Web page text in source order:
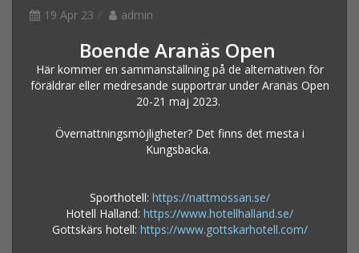
19 Apr 23 admin
Boende Aranäs Open
Här kommer en sammanställning på de alternativen för
föräldrar eller medresande supportrar under Aranäs Open
20-21 maj 2023.
Övernattningsmöjligheter? Det finns det mesta i
Kungsbacka.
Sporthotell: https://nattmossan.se/
Hotell Halland: https://www.hotellhalland.se/
Gottskärs hotell: https://www.gottskarhotell.com/